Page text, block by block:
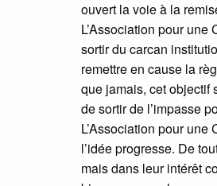
ouvert la voie à la
L’Association pour
sortir du carcan
remettre en cause la
que jamais, cet objectif
de sortir de l’impasse
L’Association pour
l’idée progresse. De
mais dans leur intérêt